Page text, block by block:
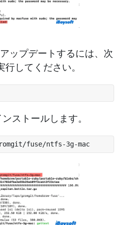
ップデートするには、次
してください。
ストールします。
fuse/ntfs-3g-mac